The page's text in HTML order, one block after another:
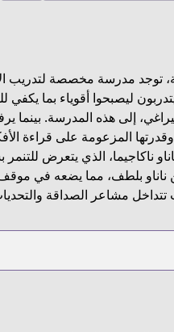
توجد مدرسة مخصصة لتدريب
ليصبحوا أقوياء بما
هيراغي، إلى هذه المدرسة.
المزعومة على قراءة
ناكاجيما، الذي يتعرض
بلطف، مما يضعه في موقف
مشاعر الصداقة